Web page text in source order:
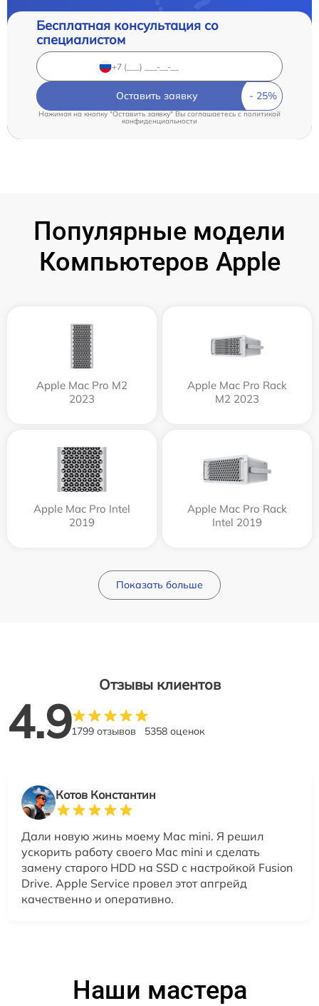
Бесплатная консультация со
специалистом
Оставить заявку
Нажимая на кнопку "Оставить заявку" Вы соглашаетесь cполитикой
конфиденциальности
Популярные модели
Компьютеров Apple
Apple Mac Pro M2
2023
Apple Mac Pro Rack
M2 2023
Apple Mac Pro Intel
2019
Apple Mac Pro Rack
Intel 2019
Показать больше
Отзывы клиентов
4.91799 отзывов 5358 оценок
Котов Константин
Дали новую жинь моему Mac mini. Я решил
ускорить работу своего Mac mini и сделать
замену старого HDD на SSD с настройкой Fusion
Drive. Apple Service провел этот апгрейд
качественно и оперативно.
Наши мастера